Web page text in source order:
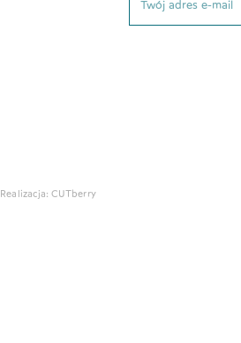
Realizacja:CUTberry